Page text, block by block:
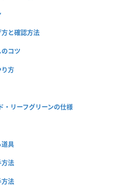
と確認方法
コツ
り方
リーフグリーンの仕様
具
方法
法